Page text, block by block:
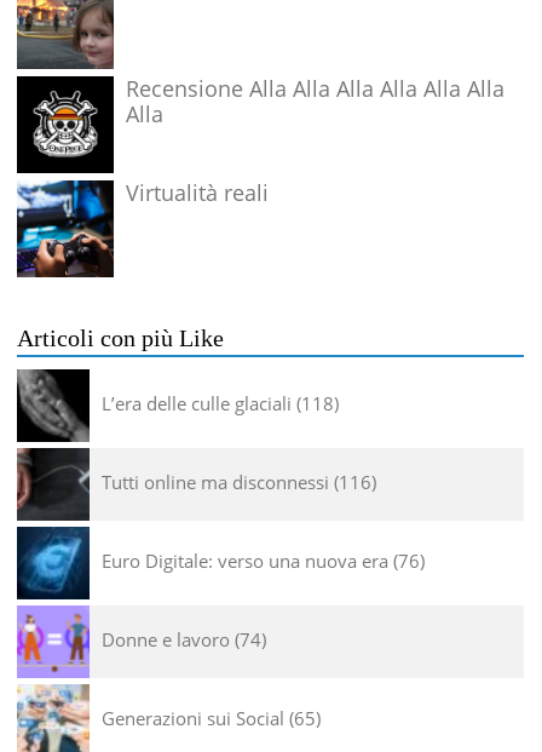
Recensione Alla Alla Alla Alla Alla Alla
Alla
Virtualità reali
Articoli con più Like
L’era delle culle glaciali 118
Tutti online ma disconnessi 116
Euro Digitale: verso una nuova era 76
Donne e lavoro 74
Generazioni sui Social 65